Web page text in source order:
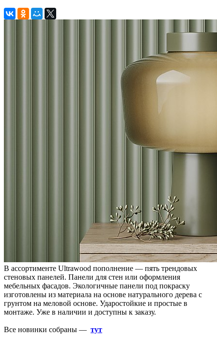
В ассортименте Ultrawood пополнение — пять трендовых
стеновых панелей. Панели для стен или оформления
мебельных фасадов. Экологичные панели под покраску
изготовлены из материала на основе натурального дерева с
грунтом на меловой основе. Ударостойкие и простые в
монтаже. Уже в наличии и доступны к заказу.
Все новинки собраны — тут